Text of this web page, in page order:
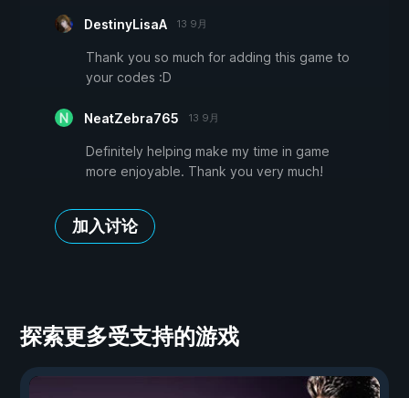
DestinyLisaA 13 9月
Thank you so much for adding this game to
your codes :D
NeatZebra765 13 9月
Definitely helping make my time in game
more enjoyable. Thank you very much!
加入讨论
探索更多受支持的游戏